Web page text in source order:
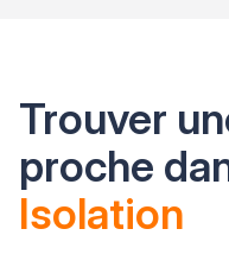
Trouver
proche
Isolation